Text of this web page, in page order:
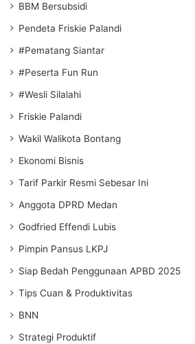
BBM Bersubsidi
Pendeta Friskie Palandi
#Pematang Siantar
#Peserta Fun Run
#Wesli Silalahi
Friskie Palandi
Wakil Walikota Bontang
Ekonomi Bisnis
Tarif Parkir Resmi Sebesar Ini
Anggota DPRD Medan
Godfried Effendi Lubis
Pimpin Pansus LKPJ
Siap Bedah Penggunaan APBD 2025
Tips Cuan & Produktivitas
BNN
Strategi Produktif